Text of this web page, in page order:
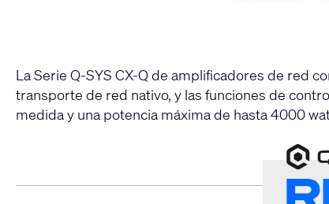
La Serie Q-SYS CX-Q de amplificadores de red
transporte de red nativo, y las funciones de
medida y una potencia máxima de hasta 4000